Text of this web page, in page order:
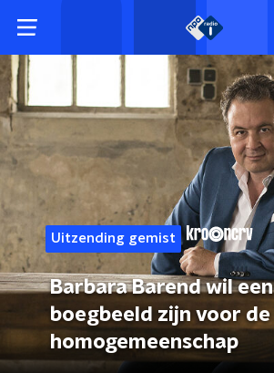
Uitzending gemist
Barbara Barend wil een
boegbeeld zijn voor de
homogemeenschap